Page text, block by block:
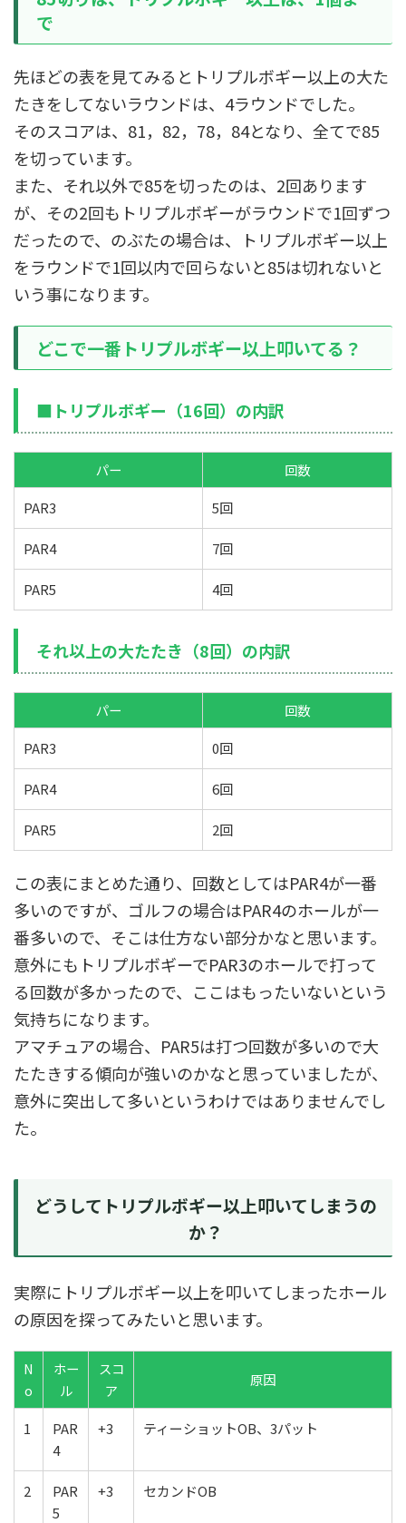
で
先ほどの表を見てみるとトリプルボギー以上の大た
たきをしてないラウンドは、4ラウンドでした。
そのスコアは、81，82，78，84となり、全てで85
を切っています。
また、それ以外で85を切ったのは、2回あります
が、その2回もトリプルボギーがラウンドで1回ずつ
だったので、のぶたの場合は、トリプルボギー以上
をラウンドで1回以内で回らないと85は切れないと
いう事になります。
どこで一番トリプルボギー以上叩いてる？
■トリプルボギー（16回）の内訳
パー
回数
PAR3
5回
PAR4 7回
PAR5 4回
それ以上の大たたき（8回）の内訳
パー
回数
PAR3
0回
PAR4 6回
PAR5 2回
この表にまとめた通り、回数としてはPAR4が一番
多いのですが、ゴルフの場合はPAR4のホールが一
番多いので、そこは仕方ない部分かなと思います。
意外にもトリプルボギーでPAR3のホールで打って
る回数が多かったので、ここはもったいないという
気持ちになります。
アマチュアの場合、PAR5は打つ回数が多いので大
たたきする傾向が強いのかなと思っていましたが、
意外に突出して多いというわけではありませんでし
た。
どうしてトリプルボギー以上叩いてしまうの
か？
実際にトリプルボギー以上を叩いてしまったホール
の原因を探ってみたいと思います。
N
o
ホー
ル
スコ
ア
原因
1
PAR
4
+3 ティーショットOB、3パット
2
PAR
5
+3 セカンドOB